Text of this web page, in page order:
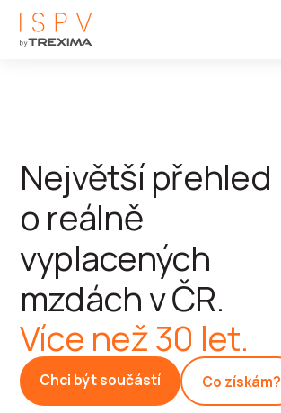
Největší přehled
o reálně
vyplacených
mzdách v ČR.
Více než 30 let.
Chci být součástí Co získám?